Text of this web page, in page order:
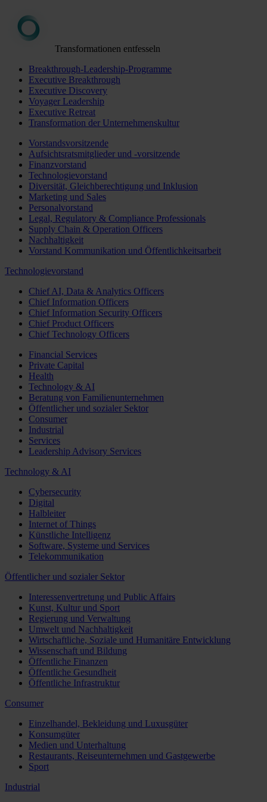
Transformationen entfesseln
Breakthrough-Leadership-Programme
Executive Breakthrough
Executive Discovery
Voyager Leadership
Executive Retreat
Transformation der Unternehmenskultur
Vorstandsvorsitzende
Aufsichtsratsmitglieder und -vorsitzende
Finanzvorstand
Technologievorstand
Diversität, Gleichberechtigung und Inklusion
Marketing und Sales
Personalvorstand
Legal, Regulatory & Compliance Professionals
Supply Chain & Operation Officers
Nachhaltigkeit
Vorstand Kommunikation und Öffentlichkeitsarbeit
Technologievorstand
Chief AI, Data & Analytics Officers
Chief Information Officers
Chief Information Security Officers
Chief Product Officers
Chief Technology Officers
Financial Services
Private Capital
Health
Technology & AI
Beratung von Familienunternehmen
Öffentlicher und sozialer Sektor
Consumer
Industrial
Services
Leadership Advisory Services
Technology & AI
Cybersecurity
Digital
Halbleiter
Internet of Things
Künstliche Intelligenz
Software, Systeme und Services
Telekommunikation
Öffentlicher und sozialer Sektor
Interessenvertretung und Public Affairs
Kunst, Kultur und Sport
Regierung und Verwaltung
Umwelt und Nachhaltigkeit
Wirtschaftliche, Soziale und Humanitäre Entwicklung
Wissenschaft und Bildung
Öffentliche Finanzen
Öffentliche Gesundheit
Öffentliche Infrastruktur
Consumer
Einzelhandel, Bekleidung und Luxusgüter
Konsumgüter
Medien und Unterhaltung
Restaurants, Reiseunternehmen und Gastgewerbe
Sport
Industrial